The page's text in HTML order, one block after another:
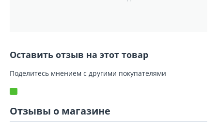
Оставить отзыв на этот товар
Поделитесь мнением с другими покупателями
Отзывы о магазине